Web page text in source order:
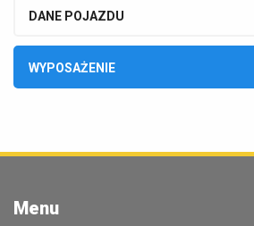
DANE POJAZDU
WYPOSAŻENIE
Menu